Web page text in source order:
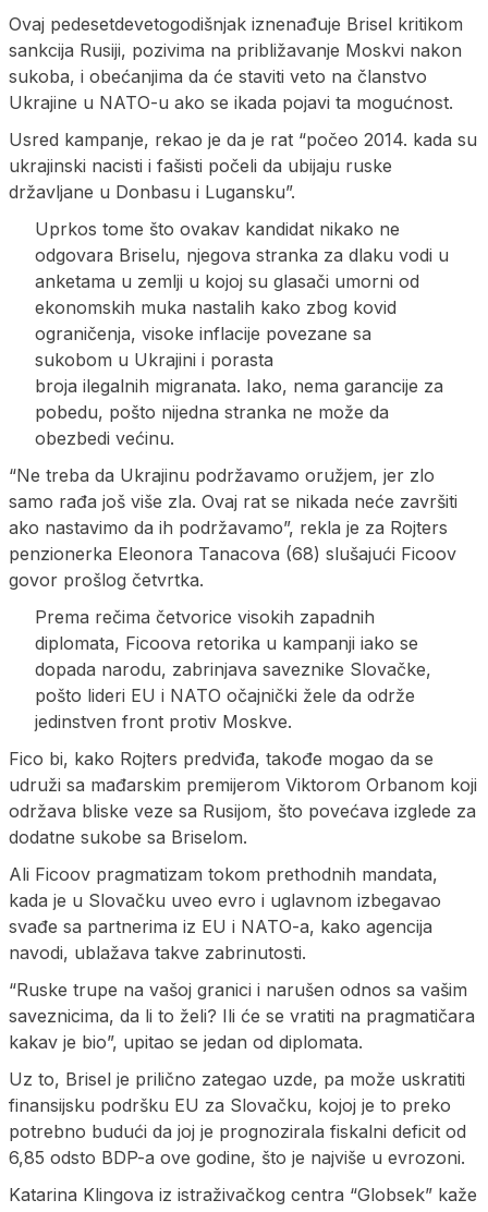
Ovaj pedesetdevetogodišnjak iznenađuje Brisel kritikom
sankcija Rusiji, pozivima na približavanje Moskvi nakon
sukoba, i obećanjima da će staviti veto na članstvo
Ukrajine u NATO-u ako se ikada pojavi ta mogućnost.
Usred kampanje, rekao je da je rat “počeo 2014. kada su
ukrajinski nacisti i fašisti počeli da ubijaju ruske
državljane u Donbasu i Lugansku”.
Uprkos tome što ovakav kandidat nikako ne
odgovara Briselu, njegova stranka za dlaku vodi u
anketama u zemlji u kojoj su glasači umorni od
ekonomskih muka nastalih kako zbog kovid
ograničenja, visoke inflacije povezane sa
sukobom u Ukrajini i porasta
broja ilegalnih migranata. Iako, nema garancije za
pobedu, pošto nijedna stranka ne može da
obezbedi većinu.
“Ne treba da Ukrajinu podržavamo oružjem, jer zlo
samo rađa još više zla. Ovaj rat se nikada neće završiti
ako nastavimo da ih podržavamo”, rekla je za Rojters
penzionerka Eleonora Tanacova (68) slušajući Ficoov
govor prošlog četvrtka.
Prema rečima četvorice visokih zapadnih
diplomata, Ficoova retorika u kampanji iako se
dopada narodu, zabrinjava saveznike Slovačke,
pošto lideri EU i NATO očajnički žele da održe
jedinstven front protiv Moskve.
Fico bi, kako Rojters predviđa, takođe mogao da se
udruži sa mađarskim premijerom Viktorom Orbanom koji
održava bliske veze sa Rusijom, što povećava izglede za
dodatne sukobe sa Briselom.
Ali Ficoov pragmatizam tokom prethodnih mandata,
kada je u Slovačku uveo evro i uglavnom izbegavao
svađe sa partnerima iz EU i NATO-a, kako agencija
navodi, ublažava takve zabrinutosti.
“Ruske trupe na vašoj granici i narušen odnos sa vašim
saveznicima, da li to želi? Ili će se vratiti na pragmatičara
kakav je bio”, upitao se jedan od diplomata.
Uz to, Brisel je prilično zategao uzde, pa može uskratiti
finansijsku podršku EU za Slovačku, kojoj je to preko
potrebno budući da joj je prognozirala fiskalni deficit od
6,85 odsto BDP-a ove godine, što je najviše u evrozoni.
Katarina Klingova iz istraživačkog centra “Globsek” kaže